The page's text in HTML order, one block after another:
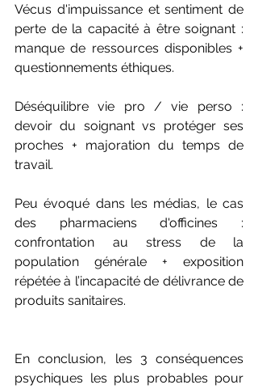
Vécus d'impuissance et sentiment de
perte de la capacité à être soignant :
manque de ressources disponibles +
questionnements éthiques.
Déséquilibre vie pro / vie perso :
devoir du soignant vs protéger ses
proches + majoration du temps de
travail.
Peu évoqué dans les médias, le cas
des pharmaciens d'officines :
confrontation au stress de la
population générale + exposition
répétée à l’incapacité de délivrance de
produits sanitaires.
En conclusion, les 3 conséquences
psychiques les plus probables pour